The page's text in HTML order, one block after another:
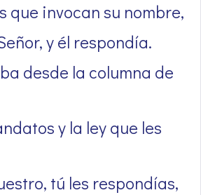
que invocan su nombre,
y él respondía.
desde la columna de
y la ley que les
tú les respondías,